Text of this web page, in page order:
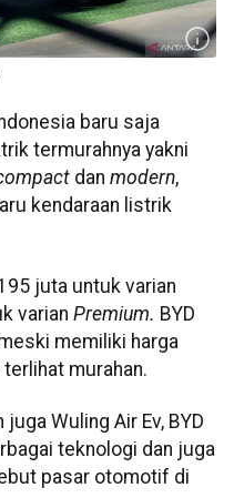
baru saja
termurahnya yakni
dan modern,
kendaraan listrik
juta untuk varian
varian Premium. BYD
memiliki harga
murahan.
Wuling Air Ev, BYD
teknologi dan juga
pasar otomotif di